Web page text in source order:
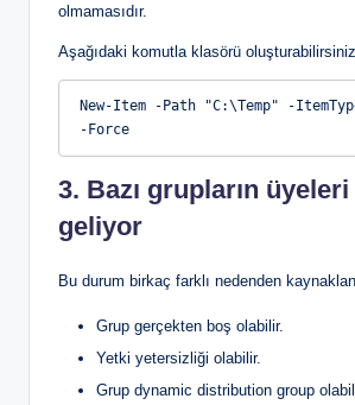
olmamasıdır.
Aşağıdaki komutla klasörü
New-Item -Path "C:\Temp" -
-Force
3. Bazı grupların
geliyor
Bu durum birkaç farklı nedenden
Grup gerçekten boş olabilir.
Yetki yetersizliği olabilir.
Grup dynamic distribution group